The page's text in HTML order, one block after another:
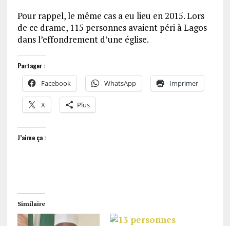
Pour rappel, le même cas a eu lieu en 2015. Lors
de ce drame, 115 personnes avaient péri à Lagos
dans l’effondrement d’une église.
Partager :
Facebook WhatsApp Imprimer
X Plus
J’aime ça :
Similaire